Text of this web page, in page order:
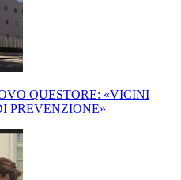
QUESTORE: «VICINI
PREVENZIONE»